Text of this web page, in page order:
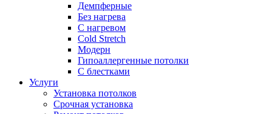
Демпферные
Без нагрева
С нагревом
Cold Stretch
Модерн
Гипоаллергенные потолки
С блестками
Услуги
Установка потолков
Срочная установка